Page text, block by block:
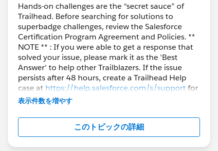
Hands-on challenges are the “secret sauce” of
Trailhead. Before searching for solutions to
superbadge challenges, review the Salesforce
Certification Program Agreement and Policies. **
NOTE ** : If you were able to get a response that
solved your issue, please mark it as the 'Best
Answer' to help other Trailblazers. If the issue
persists after 48 hours, create a Trailhead Help
case at https://help.salesforce.com/s/supportfor
further assistance.
表示件数を増やす
このトピックの詳細